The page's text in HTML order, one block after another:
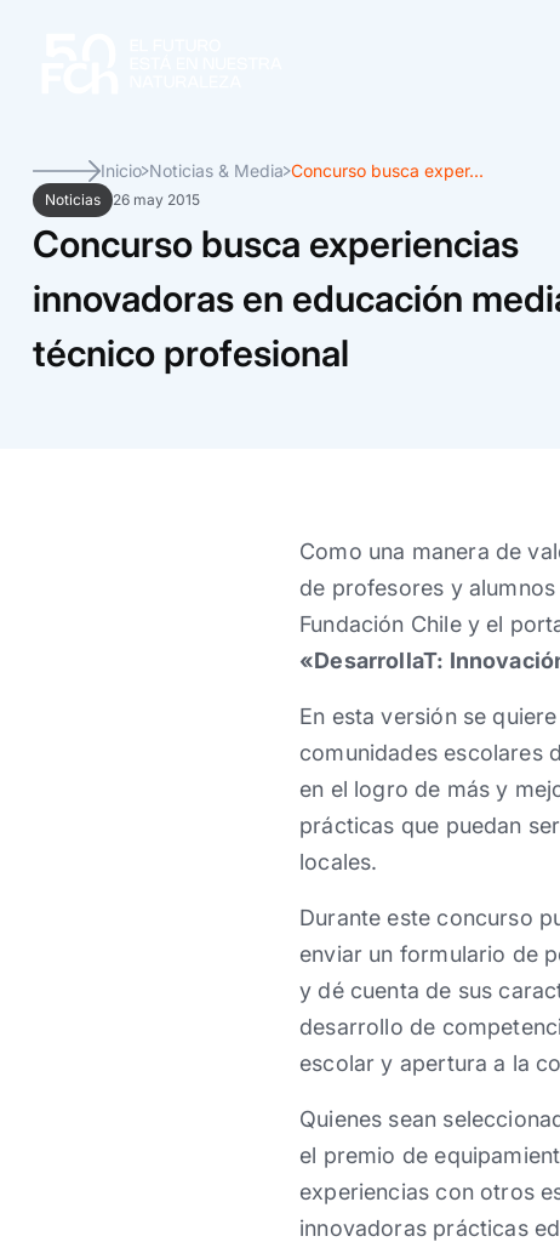
Inicio Noticias & Media Concurso busca exper...
Noticias 26 may 2015
Concurso busca experiencias
innovadoras en educación
técnico profesional
Como una manera de
de profesores y
Fundación Chile y el
«DesarrollaT:
En esta versión se
comunidades escolares
en el logro de más y
prácticas que puedan
locales.
Durante este concurso
enviar un formulario de
y dé cuenta de sus
desarrollo de
escolar y apertura a la
Quienes sean
el premio de
experiencias con otros
innovadoras prácticas